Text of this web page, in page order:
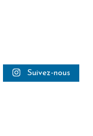
es
cleaning.hero
es
cleaning.hero
Suivez-nous